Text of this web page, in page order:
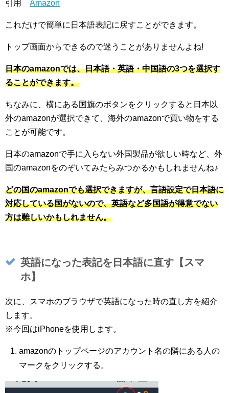
引用 Amazon
これだけで簡単に日本語表記に戻すことができます。
トップ画面からできるので迷うことがありませんよね!
日本のamazonでは、日本語・英語・中国語の3つを選択す
ることができます。
ちなみに、横にある国旗のボタンをクリックすると日本以
外のamazonが選択できて、海外のamazonで買い物をする
ことが可能です。
日本のamazonで手に入らない外国製品が欲しい時など、外
国のamazonをのぞいてみたらみつかるかもしれませんね♪
どの国のamazonでも選択できますが、言語設定で日本語に
対応している国がないので、英語など多国語が得意でない
方は難しいかもしれません。
英語になった表記を日本語に直す【スマ
ホ】
次に、スマホのブラウザで英語になった時の直し方を紹介
します。
※今回はiPhoneを使用します。
amazonのトップページのアカウント名の隣にある人の
マークをクリックする。